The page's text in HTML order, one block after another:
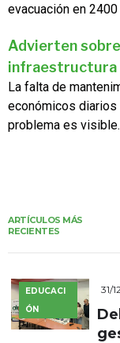
evacuación en
Advierten
infraestructura
La falta de
económicos
problema es
ARTÍCULOS MÁS
RECIENTES
EDUCACI
ÓN
31/